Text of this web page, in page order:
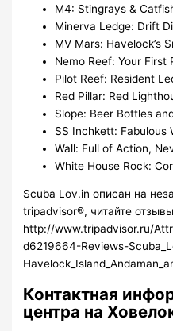
M4: Stingrays &
Minerva Ledge: Drift
MV Mars: Havelock’s
Nemo Reef: Your First
Pilot Reef: Resident
Red Pillar: Red
Slope: Beer Bottles
SS Inchkett: Fabulous
Wall: Full of Action,
White House Rock:
Scuba Lov.in описан на
tripadvisor®, читайте
http://www.tripadvisor.ru/
d6219664-Reviews-
Контактная
центра на